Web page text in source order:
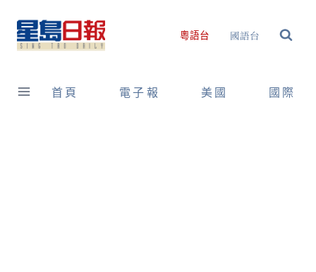
content
粵語台 國語台
首頁 電子報 美國 國際